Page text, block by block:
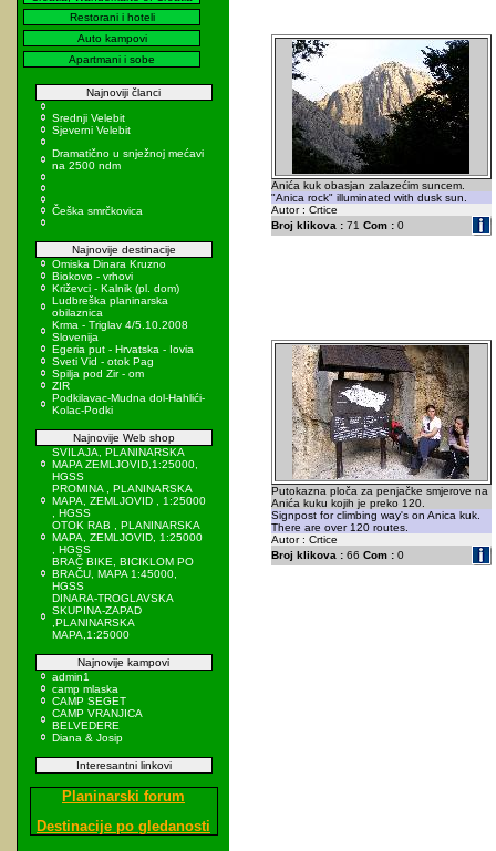
Restorani i hoteli
Auto kampovi
Apartmani i sobe
Najnoviji članci
Srednji Velebit
Sjeverni Velebit
Dramatično u snježnoj mećavi
na 2500 ndm
Češka smrčkovica
Najnovije destinacije
Omiska Dinara Kruzno
Biokovo - vrhovi
Križevci - Kalnik (pl. dom)
Ludbreška planinarska
obilaznica
Krma - Triglav 4/5.10.2008
Slovenija
Egeria put - Hrvatska - Iovia
Sveti Vid - otok Pag
Spilja pod Zir - om
ZIR
Podkilavac-Mudna dol-Hahlići-
Kolac-Podki
Najnovije Web shop
SVILAJA, PLANINARSKA
MAPA ZEMLJOVID,1:25000,
HGSS
PROMINA , PLANINARSKA
MAPA, ZEMLJOVID , 1:25000
, HGSS
OTOK RAB , PLANINARSKA
MAPA, ZEMLJOVID, 1:25000
, HGSS
BRAČ BIKE, BICIKLOM PO
BRAČU, MAPA 1:45000,
HGSS
DINARA-TROGLAVSKA
SKUPINA-ZAPAD
,PLANINARSKA
MAPA,1:25000
Najnovije kampovi
admin1
camp mlaska
CAMP SEGET
CAMP VRANJICA
BELVEDERE
Diana & Josip
Interesantni linkovi
Planinarski forum
Destinacije po gledanosti
Anića kuk obasjan zalazećim suncem.
"Anica rock" illuminated with dusk sun.
Autor : Crtice
Broj klikova :71 Com :0
Putokazna ploča za penjačke smjerove na
Anića kuku kojih je preko 120.
Signpost for climbing way's on Anica kuk.
There are over 120 routes.
Autor : Crtice
Broj klikova :66 Com :0